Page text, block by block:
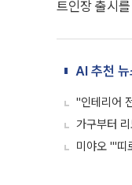
트인장 출시
AI 추천 뉴
"인테리어
가구부터
미야오 "'띠